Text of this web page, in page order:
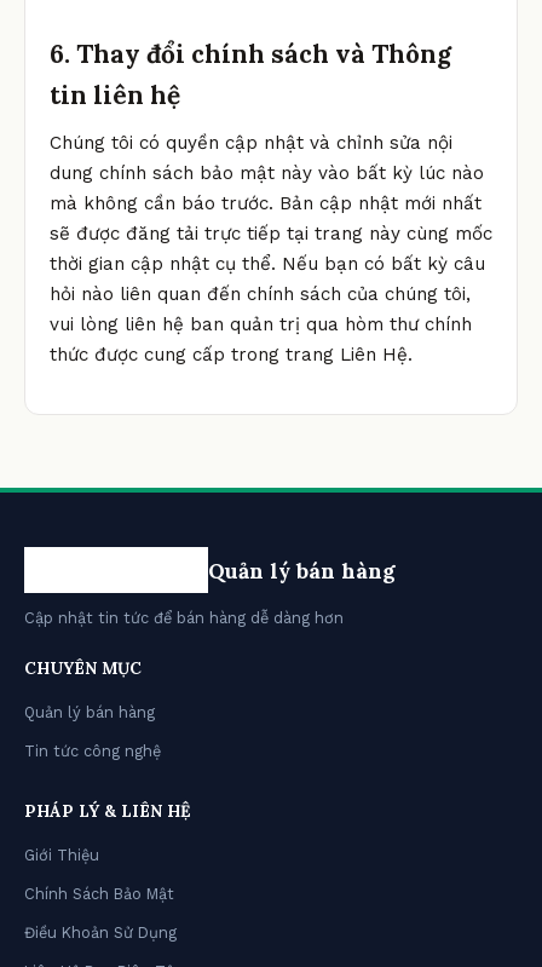
6. Thay đổi chính sách và Thông
tin liên hệ
Chúng tôi có quyền cập nhật và chỉnh sửa nội
dung chính sách bảo mật này vào bất kỳ lúc nào
mà không cần báo trước. Bản cập nhật mới nhất
sẽ được đăng tải trực tiếp tại trang này cùng mốc
thời gian cập nhật cụ thể. Nếu bạn có bất kỳ câu
hỏi nào liên quan đến chính sách của chúng tôi,
vui lòng liên hệ ban quản trị qua hòm thư chính
thức được cung cấp trong trang Liên Hệ.
Quản lý bán hàng
Cập nhật tin tức để bán hàng dễ dàng hơn
CHUYÊN MỤC
Quản lý bán hàng
Tin tức công nghệ
PHÁP LÝ & LIÊN HỆ
Giới Thiệu
Chính Sách Bảo Mật
Điều Khoản Sử Dụng